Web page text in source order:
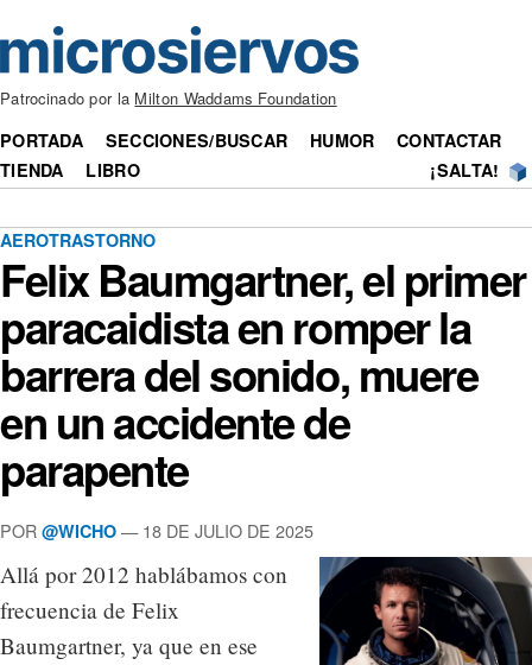
Patrocinado por la Milton Waddams Foundation
PORTADA SECCIONES/BUSCAR HUMOR
CONTACTAR
TIENDA
LIBRO ¡SALTA!
AEROTRASTORNO
Felix Baumgartner, el primer
paracaidista en romper la
barrera del sonido, muere
en un accidente de
parapente
POR @WICHO — 18 DE JULIO DE 2025
Allá por 2012 hablábamos con
frecuencia de Felix
Baumgartner, ya que en ese